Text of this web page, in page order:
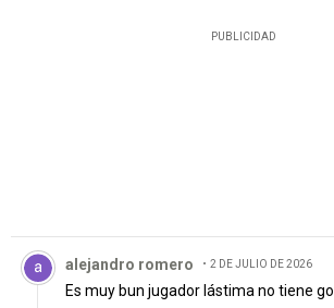
PUBLICIDAD
Comentario de alejandro romero.
alejandro romero 2 DE JULIO DE 2026
Es muy bun jugador lástima no tiene gol